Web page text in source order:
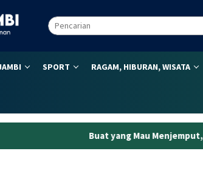
SPORT RAGAM, HIBURAN, WISATA
Buat yang Mau Menjemput, Ini Jadwal 10